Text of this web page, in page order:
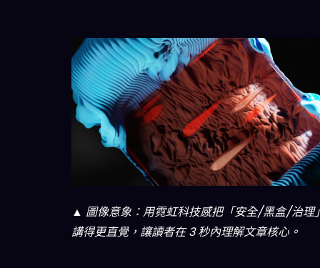
▲ 圖像意象：用霓虹科技感把「安全/黑盒/治理
講得更直覺，讓讀者在 3 秒內理解文章核心。